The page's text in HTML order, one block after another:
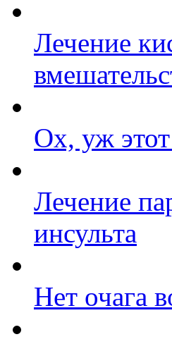
Лечение
Ох, уж
Лечение
инсульта
Нет очага